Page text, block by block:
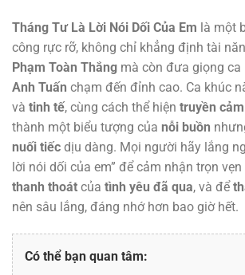
Tháng Tư Là Lời Nói Dối Của Em là một
công rực rỡ, không chỉ khẳng định tài
Phạm Toàn Thắng mà còn đưa giọng ca
Anh Tuấn chạm đến đỉnh cao. Ca khúc
và tinh tế, cùng cách thể hiện truyền cảm
thành một biểu tượng của nỗi buồn
nuối tiếc dịu dàng. Mọi người hãy lắng
lời nói dối của em” để cảm nhận trọn
thanh thoát của tình yêu đã qua, và để
nên sâu lắng, đáng nhớ hơn bao giờ hết.
Có thể bạn quan tâm: